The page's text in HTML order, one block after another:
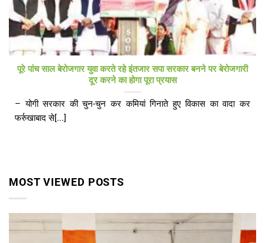
पूरे पांच साल बेरोजगार युवा करते रहे इंतजार सपा सरकार बनने पर बेरोजगारी
दूर करने का होगा पूरा प्रयास
– योगी सरकार की चुन-चुन कर कमियां गिनाते हुए विकास का वादा कर
फर्रुखाबाद से[...]
MOST VIEWED POSTS